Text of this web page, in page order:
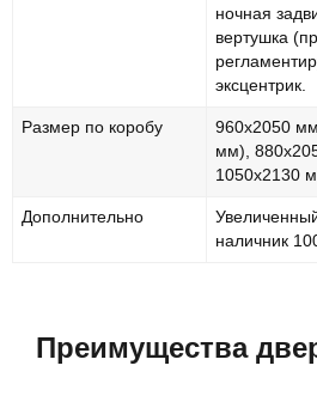
ночная
вертушка
эксцентрик.
Размер по коробу
960х2050
мм),
1050х2130
Дополнительно
наличник
Преимущества